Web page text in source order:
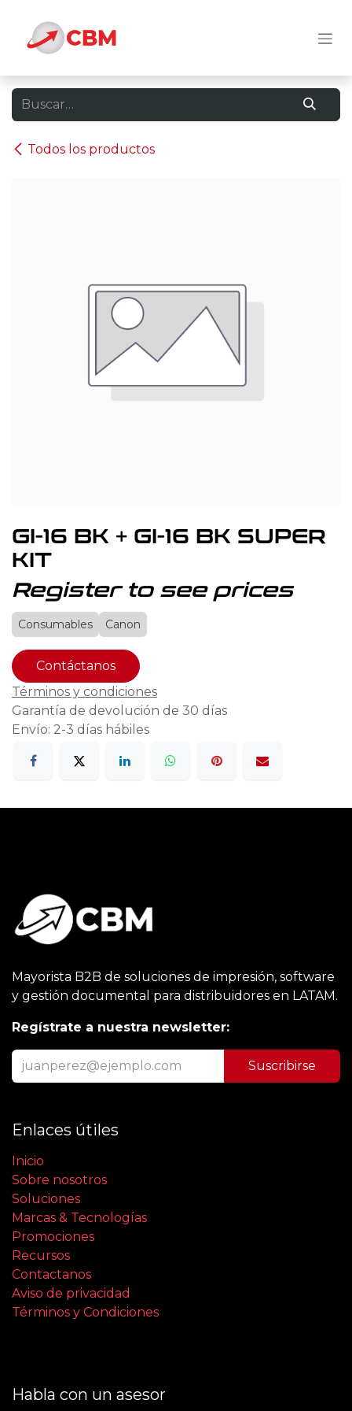
Todos los productos
GI-16 BK + GI-16 BK SUPER
KIT
Register to see prices
Consumables Canon
Contáctanos
Términos y condiciones
Garantía de devolución de 30 días
Envío: 2-3 días hábiles
Mayorista B2B de soluciones de impresión, software
y gestión documental para distribuidores en LATAM.
Regístrate a nuestra newsletter:
Suscribirse
Enlaces útiles
Inicio
Sobre nosotros
Soluciones
Marcas & Tecnologías
Promociones
Recursos
Contactanos
Aviso de privacidad
Términos y Condiciones
Habla con un asesor